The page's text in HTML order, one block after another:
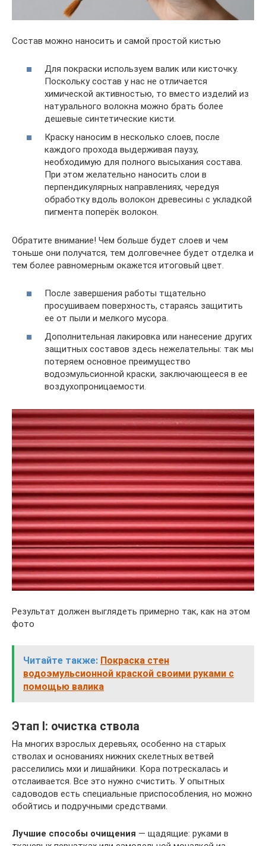
Состав можно наносить и самой простой кистью
Для покраски используем валик или кисточку.
Поскольку состав у нас не отличается
химической активностью, то вместо изделий из
натурального волокна можно брать более
дешевые синтетические кисти.
Краску наносим в несколько слоев, после
каждого прохода выдерживая паузу,
необходимую для полного высыхания состава.
При этом желательно наносить слои в
перпендикулярных направлениях, чередуя
обработку вдоль волокон древесины с укладкой
пигмента поперёк волокон.
Обратите внимание! Чем больше будет слоев и чем
тоньше они получатся, тем долговечнее будет отделка и
тем более равномерным окажется итоговый цвет.
После завершения работы тщательно
просушиваем поверхность, стараясь защитить
ее от пыли и мелкого мусора.
Дополнительная лакировка или нанесение других
защитных составов здесь нежелательны: так мы
потеряем основное преимущество
водоэмульсионной краски, заключающееся в ее
воздухопроницаемости.
Результат должен выглядеть примерно так, как на этом
фото
Читайте также: Покраска стен
водоэмульсионной краской своими руками с
помощью валика
Этап I: очистка ствола
На многих взрослых деревьях, особенно на старых
стволах и основаниях нижних скелетных ветвей
расселились мхи и лишайники. Кора потрескалась и
отслаивается. Все это нужно счистить. У опытных
садоводов есть специальные приспособления, но можно
обойтись и подручными средствами.
Лучшие способы очищения — щадящие: руками в